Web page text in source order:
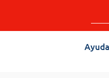
Ayuda